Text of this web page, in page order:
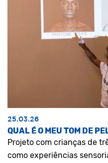
25.03.26
QUAL É O MEU TOM DE
Projeto com crianças de
como experiências